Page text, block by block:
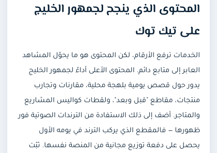
المحتوى الذي ينجح لجمهور الخليج
على تيك توك
الخدمات ترفع الأرقام، لكن المحتوى هو ما يحوّل المشاهد
العابر إلى متابع دائم. المحتوى الأعلى أداءً لجمهور الخليج
يدور حول قصص يومية بلهجة محلية، مقارنات وتجارب
منتجات، مقاطع "قبل وبعد"، ولقطات كواليس المشاريع
والمتاجر. أضف إلى ذلك الاستفادة من الترندات الصوتية فور
ظهورها — فالمقطع الذي يركب الترند في يومه الأول
يحصل على دفعة توزيع مجانية من المنصة نفسها. ثبّت